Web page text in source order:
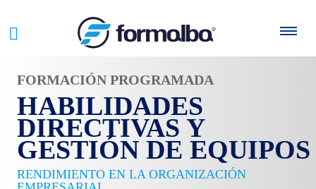
FORMACIÓN PROGRAMADA
HABILIDADES
DIRECTIVAS Y
GESTIÓN DE EQUIPOS
RENDIMIENTO EN LA ORGANIZACIÓN